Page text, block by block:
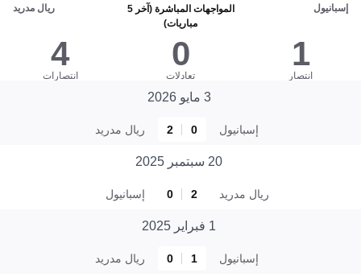
إسبانيول
المواجهات المباشرة (آخر 5
مباريات)
ريال مدريد
1
انتصار
0
تعادلات
4
انتصارات
3 مايو 2026
إسبانيول 0
2 ريال مدريد
20 سبتمبر 2025
ريال مدريد 2
0 إسبانيول
1 فبراير 2025
إسبانيول 1
0 ريال مدريد